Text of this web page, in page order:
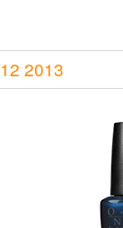
2013